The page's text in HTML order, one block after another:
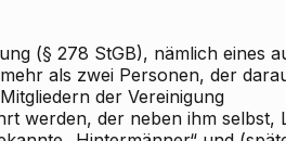
(§ 278 StGB), nämlich eines
als zwei Personen, der
der Vereinigung
werden, der neben ihm selbst,